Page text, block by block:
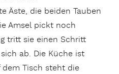
Äste, die beiden Tauben
Amsel pickt noch
tritt sie einen Schritt
ab. Die Küche ist
dem Tisch steht die